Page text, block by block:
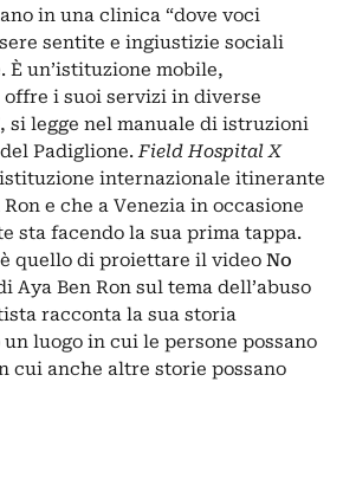
in una clinica “dove voci
sentite e ingiustizie sociali
È un’istituzione mobile,
i suoi servizi in diverse
, si legge nel manuale di istruzioni
Padiglione.Field Hospital X
internazionale itinerante
e che a Venezia in occasione
sta facendo la sua prima tappa.
quello di proiettare il video No
Aya Ben Ron sul tema dell’abuso
racconta la sua storia
luogo in cui le persone possano
cui anche altre storie possano